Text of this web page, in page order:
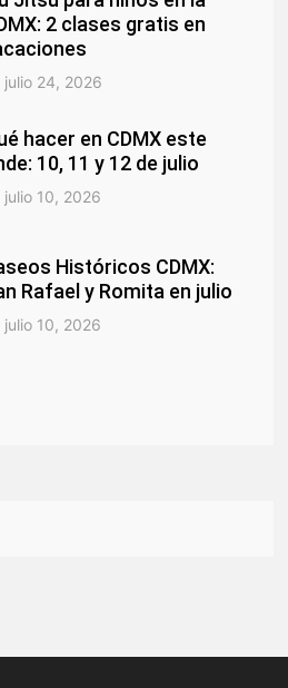
2 clases gratis en
julio 24, 2026
hacer en CDMX este
10, 11 y 12 de julio
julio 10, 2026
Históricos CDMX:
Rafael y Romita en julio
julio 10, 2026